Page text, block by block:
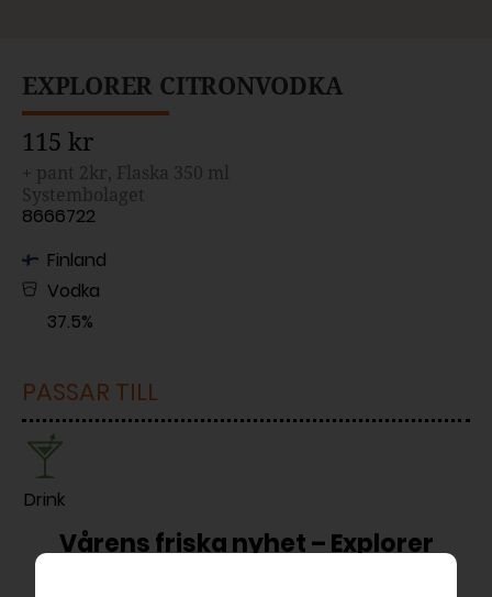
EXPLORER CITRONVODKA
115 kr
+ pant 2kr, Flaska 350 ml
Systembolaget
8666722
Finland
Vodka
37.5%
PASSAR TILL
Drink
Vårens friska nyhet – Explorer